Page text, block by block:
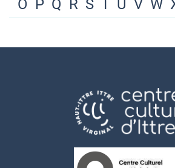
O P Q R S T U V W